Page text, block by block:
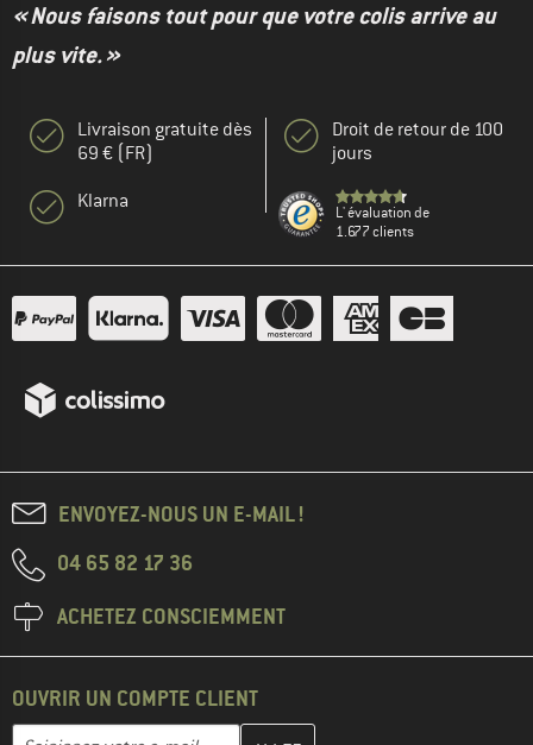
« Nous faisons tout pour que votre colis arrive au
plus vite. »
Livraison gratuite dès
69 € (FR)
Klarna
Droit de retour de 100
jours
L' évaluation de
1.677 clients
ENVOYEZ-NOUS UN E-MAIL !
04 65 82 17 36
ACHETEZ CONSCIEMMENT
OUVRIR UN COMPTE CLIENT
Adresse e-mail
Entrez votre adresse e-mail ici et créez votre compte client à la